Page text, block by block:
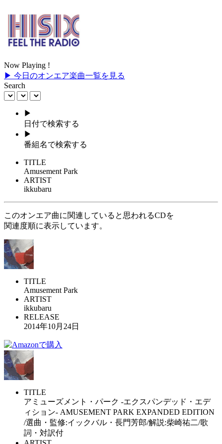
Now Playing !
▶ 今日のオンエア楽曲一覧を見る
Search
▶
日付で検索する
▶
番組名で検索する
TITLE
Amusement Park
ARTIST
ikkubaru
このオンエア曲に関連していると思われるCDを
関連度順に表示しています。
TITLE
Amusement Park
ARTIST
ikkubaru
RELEASE
2014年10月24日
TITLE
アミューズメント・パーク -エクスパンデッド・エデ
ィション- AMUSEMENT PARK EXPANDED EDITION
/選曲・監修:イックバル・長門芳郎/解説:柴崎祐二/歌
詞・対訳付